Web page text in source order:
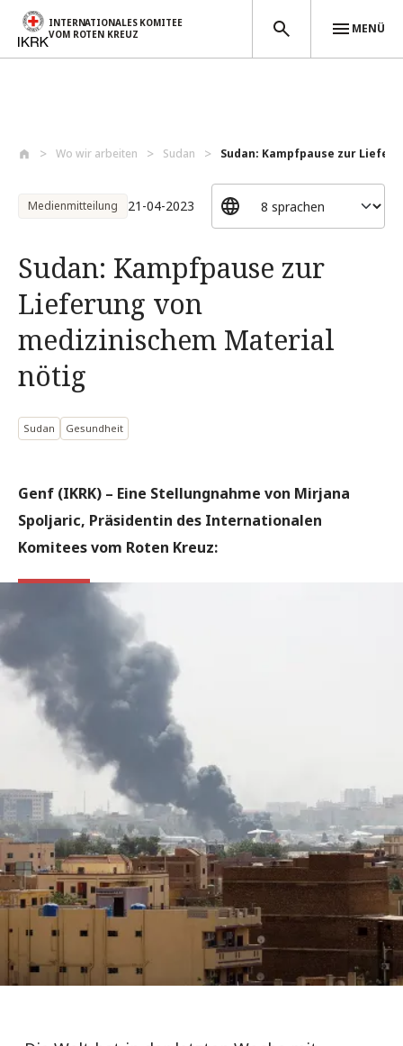
INTERNATIONALES KOMITEE
VOM ROTEN KREUZ
MENÜ
Wo wir arbeiten Sudan Sudan: Kampfpause zur
Medienmitteilung 21-04-2023
Sudan: Kampfpause zur
Lieferung von
medizinischem Material
nötig
Sudan Gesundheit
Genf (IKRK) – Eine Stellungnahme von Mirjana
Spoljaric, Präsidentin des Internationalen
Komitees vom Roten Kreuz: